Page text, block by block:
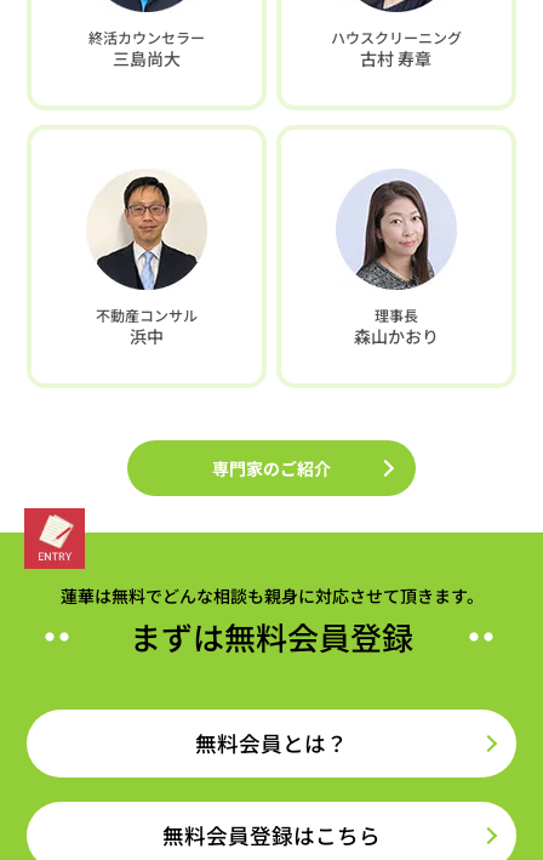
終活カウンセラー
三島尚大
ハウスクリーニング
古村 寿章
不動産コンサル
浜中
理事長
森山かおり
専門家のご紹介
蓮華は無料でどんな相談も親身に対応させて頂きます。
まずは無料会員登録
無料会員とは？
無料会員登録はこちら